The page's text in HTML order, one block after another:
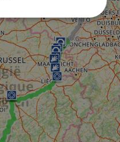
Ciblage
Non classifiés